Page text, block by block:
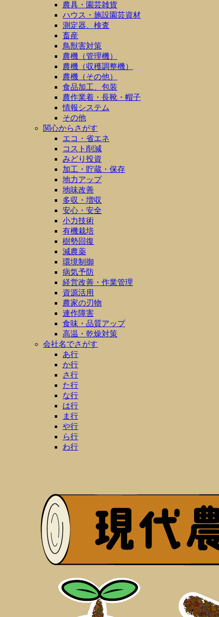
農具・園芸雑貨
ハウス・施設園芸資材
測定器、検査
畜産
鳥獣害対策
農機（管理機）
農機（収穫調整機）
農機（その他）
食品加工、包装
農作業着・長靴・帽子
情報システム
その他
関心からさがす
エコ・省エネ
コスト削減
みどり投資
加工・貯蔵・保存
地力アップ
地味改善
多収・増収
安心・安全
小力技術
有機栽培
樹勢回復
減農薬
環境制御
病気予防
経営改善・作業管理
資源活用
農家の刃物
連作障害
食味・品質アップ
高温・乾燥対策
会社名でさがす
あ行
か行
さ行
た行
な行
は行
ま行
や行
ら行
わ行